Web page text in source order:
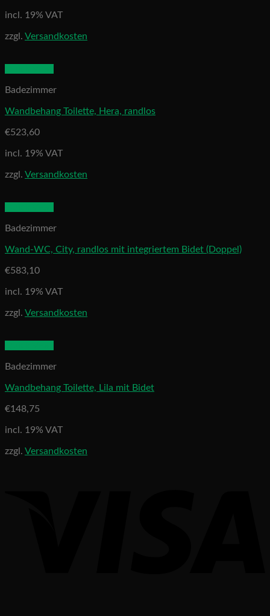
incl. 19% VAT
zzgl. Versandkosten
Badezimmer
Wandbehang Toilette, Hera, randlos
€523,60
incl. 19% VAT
zzgl. Versandkosten
Badezimmer
Wand-WC, City, randlos mit integriertem Bidet (Doppel)
€583,10
incl. 19% VAT
zzgl. Versandkosten
Badezimmer
Wandbehang Toilette, Lila mit Bidet
€148,75
incl. 19% VAT
zzgl. Versandkosten